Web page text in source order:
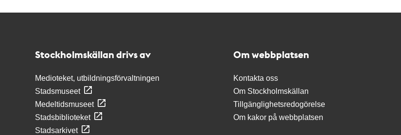
Stockholmskällan drivs av
Medioteket, utbildningsförvaltningen
Stadsmuseet
Medeltidsmuseet
Stadsbiblioteket
Stadsarkivet
Om webbplatsen
Kontakta oss
Om Stockholmskällan
Tillgänglighetsredogörelse
Om kakor på webbplatsen